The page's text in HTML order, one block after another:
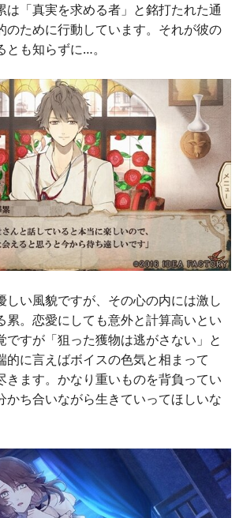
は「真実を求める者」と銘打たれた通
のために行動しています。それが彼の
も知らずに…。
しい風貌ですが、その心の内には激し
累。恋愛にしても意外と計算高いとい
ですが「狙った獲物は逃がさない」と
的に言えばボイスの色気と相まって
きます。かなり重いものを背負ってい
かち合いながら生きていってほしいな